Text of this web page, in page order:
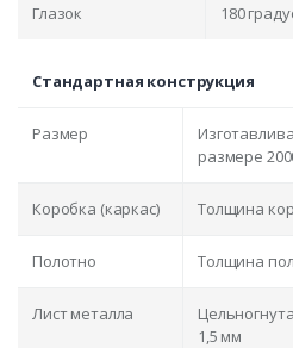
Глазок 180
Стандартная конструкция
Размер
размере
Коробка (каркас) Толщина
Полотно Толщина
Лист металла
1,5 мм